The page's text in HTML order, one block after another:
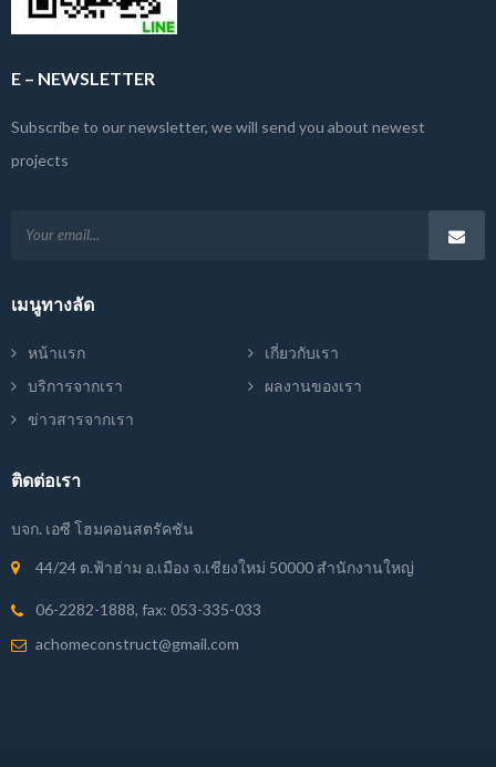
E – NEWSLETTER
Subscribe to our newsletter, we will send you about newest
projects
เมนูทางลัด
หน้าแรก
เกี่ยวกับเรา
บริการจากเรา
ผลงานของเรา
ข่าวสารจากเรา
ติดต่อเรา
บจก. เอซี โฮมคอนสตรัคชัน
44/24 ต.ฟ้าฮ่าม อ.เมือง จ.เชียงใหม่ 50000 สำนักงานใหญ่
06-2282-1888, fax: 053-335-033
achomeconstruct@gmail.com